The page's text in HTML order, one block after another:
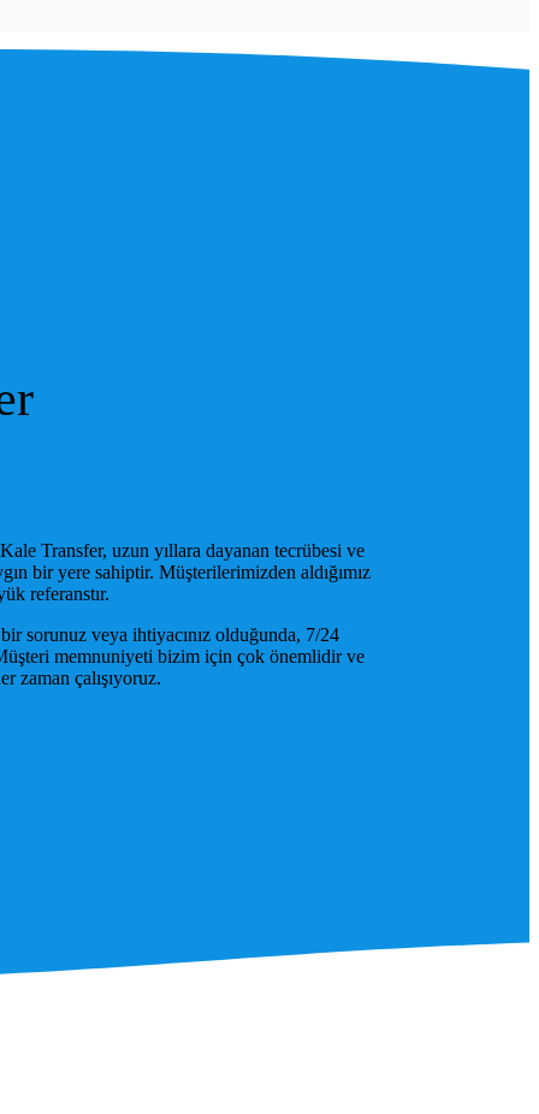
Transfer, uzun yıllara dayanan tecrübesi ve
bir yere sahiptir. Müşterilerimizden aldığımız
referanstır.
sorunuz veya ihtiyacınız olduğunda, 7/24
memnuniyeti bizim için çok önemlidir ve
zaman çalışıyoruz.